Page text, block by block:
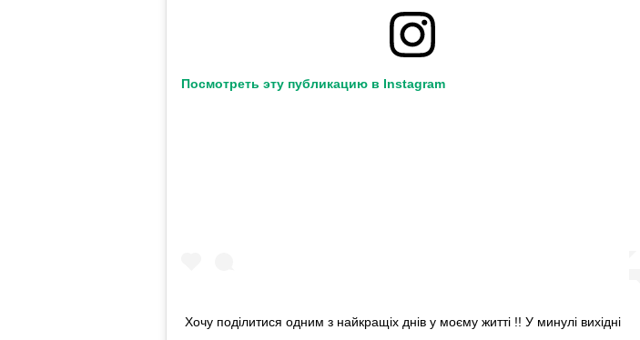
Посмотреть эту публикацию в Instagram
Хочу поділитися одним з найкращіх днів у моєму житті !! У минулі вихідні